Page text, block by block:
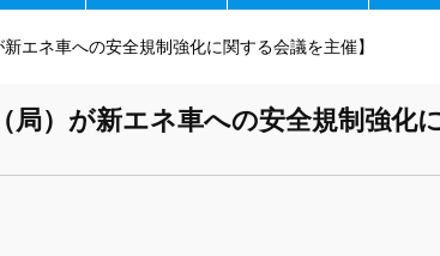
エネ車への安全規制強化に関する会議を主催】
局）が新エネ車への安全規制強化